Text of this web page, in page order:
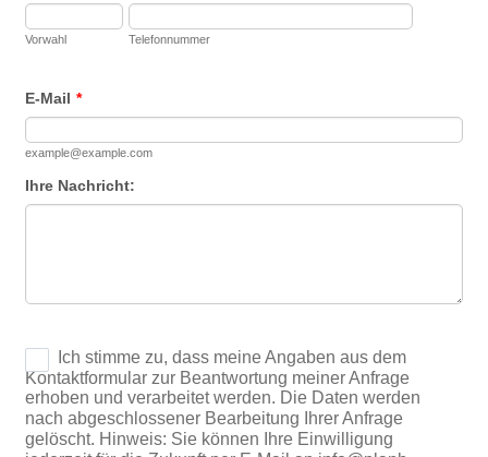
Vorwahl Telefonnummer
E-Mail *
example@example.com
Ihre Nachricht: